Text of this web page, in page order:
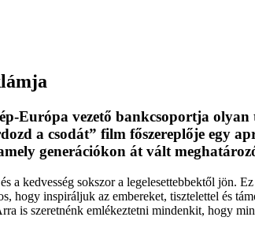
Európa vezető bankcsoportja olyan
a csodát” film főszereplője egy
generációkon át vált
a kedvesség sokszor a legelesettebbektől jön.
hogy inspiráljuk az embereket, tisztelettel és
is szeretnénk emlékeztetni mindenkit, hogy